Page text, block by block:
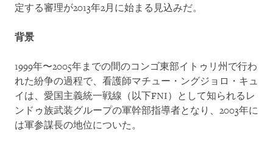
定する審理が2013年2月に始まる見込みだ。
背景
1999年〜2005年までの間のコンゴ東部イトゥリ州で行わ
れた紛争の過程で、看護師マチュー・ングジョロ・キュ
イは、愛国主義統一戦線（以下FNI）として知られるレ
ンドゥ族武装グループの軍幹部指導者となり、2003年に
は軍参謀長の地位についた。